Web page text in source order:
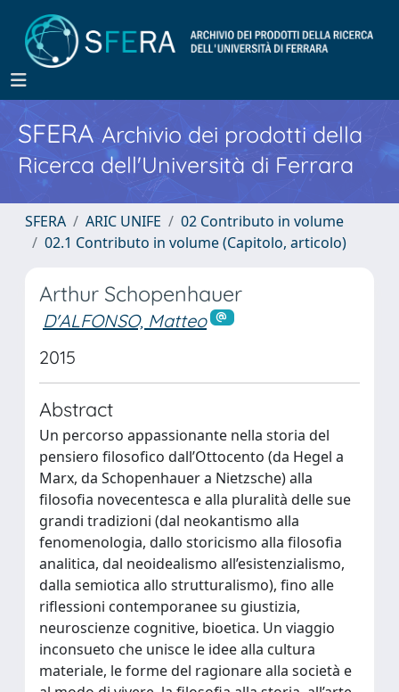
SFERA Archivio dei prodotti della
Ricerca dell'Università di Ferrara
SFERA ARIC UNIFE
02 Contributo in volume
02.1 Contributo in volume (Capitolo, articolo)
Arthur Schopenhauer
D'ALFONSO, Matteo
2015
Abstract
Un percorso appassionante nella storia del
pensiero filosofico dall’Ottocento (da Hegel a
Marx, da Schopenhauer a Nietzsche) alla
filosofia novecentesca e alla pluralità delle sue
grandi tradizioni (dal neokantismo alla
fenomenologia, dallo storicismo alla filosofia
analitica, dal neoidealismo all’esistenzialismo,
dalla semiotica allo strutturalismo), fino alle
riflessioni contemporanee su giustizia,
neuroscienze cognitive, bioetica. Un viaggio
inconsueto che unisce le idee alla cultura
materiale, le forme del ragionare alla società e